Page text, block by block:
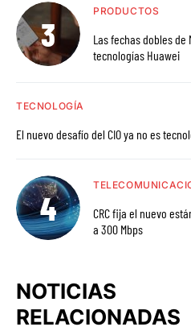
PRODUCTOS
Las fechas dobles
tecnologías Huawei
TECNOLOGÍA
El nuevo desafío del CIO ya no es
CRC fija el nuevo
a 300 Mbps
NOTICIAS
RELACIONADAS